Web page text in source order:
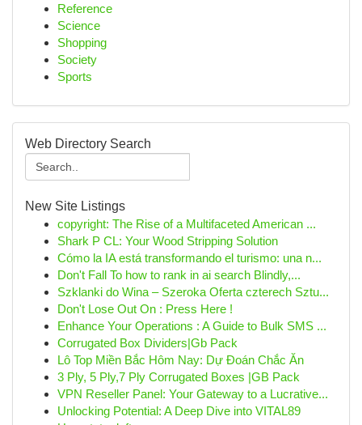
Reference
Science
Shopping
Society
Sports
Web Directory Search
New Site Listings
copyright: The Rise of a Multifaceted American ...
Shark P CL: Your Wood Stripping Solution
Cómo la IA está transformando el turismo: una n...
Don't Fall To how to rank in ai search Blindly,...
Szklanki do Wina – Szeroka Oferta czterech Sztu...
Don't Lose Out On : Press Here !
Enhance Your Operations : A Guide to Bulk SMS ...
Corrugated Box Dividers|Gb Pack
Lô Top Miền Bắc Hôm Nay: Dự Đoán Chắc Ăn
3 Ply, 5 Ply,7 Ply Corrugated Boxes |GB Pack
VPN Reseller Panel: Your Gateway to a Lucrative...
Unlocking Potential: A Deep Dive into VITAL89